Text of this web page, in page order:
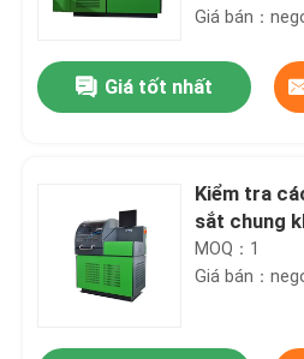
Giá bán：
Giá tốt nhất
Kiểm tra
sắt chung
MOQ：1
Giá bán：